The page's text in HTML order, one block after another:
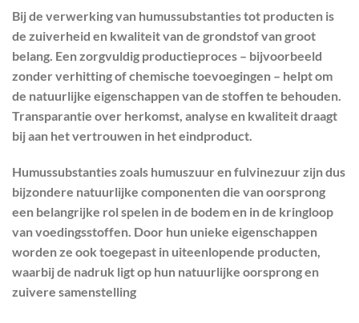
Bij de verwerking van humussubstanties tot producten is
de zuiverheid en kwaliteit van de grondstof van groot
belang. Een zorgvuldig productieproces – bijvoorbeeld
zonder verhitting of chemische toevoegingen – helpt om
de natuurlijke eigenschappen van de stoffen te behouden.
Transparantie over herkomst, analyse en kwaliteit draagt
bij aan het vertrouwen in het eindproduct.
Humussubstanties zoals humuszuur en fulvinezuur zijn dus
bijzondere natuurlijke componenten die van oorsprong
een belangrijke rol spelen in de bodem en in de kringloop
van voedingsstoffen. Door hun unieke eigenschappen
worden ze ook toegepast in uiteenlopende producten,
waarbij de nadruk ligt op hun natuurlijke oorsprong en
zuivere samenstelling